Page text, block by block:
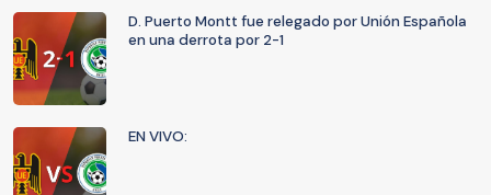
D. Puerto Montt fue relegado por Unión Española
en una derrota por 2-1
EN VIVO: